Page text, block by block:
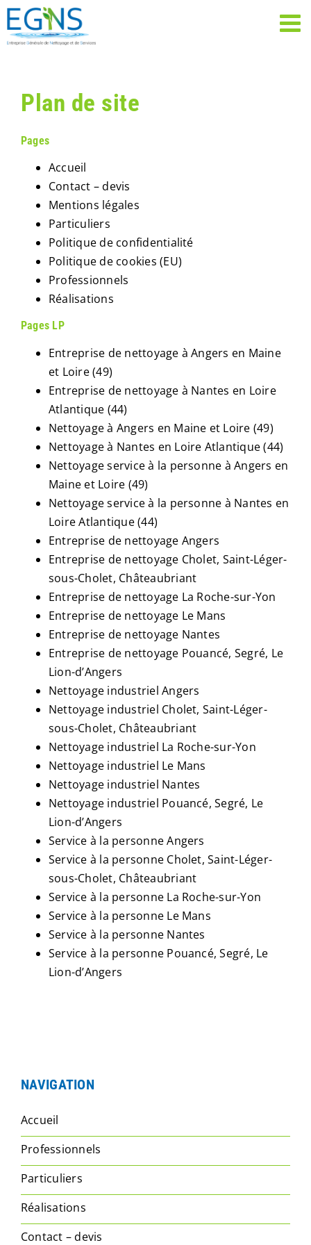
Passer
au
contenu
Plan de site
Pages
Accueil
Contact – devis
Mentions légales
Particuliers
Politique de confidentialité
Politique de cookies (EU)
Professionnels
Réalisations
Pages LP
Entreprise de nettoyage à Angers en Maine
et Loire (49)
Entreprise de nettoyage à Nantes en Loire
Atlantique (44)
Nettoyage à Angers en Maine et Loire (49)
Nettoyage à Nantes en Loire Atlantique (44)
Nettoyage service à la personne à Angers en
Maine et Loire (49)
Nettoyage service à la personne à Nantes en
Loire Atlantique (44)
Entreprise de nettoyage Angers
Entreprise de nettoyage Cholet, Saint-Léger-
sous-Cholet, Châteaubriant
Entreprise de nettoyage La Roche-sur-Yon
Entreprise de nettoyage Le Mans
Entreprise de nettoyage Nantes
Entreprise de nettoyage Pouancé, Segré, Le
Lion-d’Angers
Nettoyage industriel Angers
Nettoyage industriel Cholet, Saint-Léger-
sous-Cholet, Châteaubriant
Nettoyage industriel La Roche-sur-Yon
Nettoyage industriel Le Mans
Nettoyage industriel Nantes
Nettoyage industriel Pouancé, Segré, Le
Lion-d’Angers
Service à la personne Angers
Service à la personne Cholet, Saint-Léger-
sous-Cholet, Châteaubriant
Service à la personne La Roche-sur-Yon
Service à la personne Le Mans
Service à la personne Nantes
Service à la personne Pouancé, Segré, Le
Lion-d’Angers
NAVIGATION
Accueil
Professionnels
Particuliers
Réalisations
Contact – devis